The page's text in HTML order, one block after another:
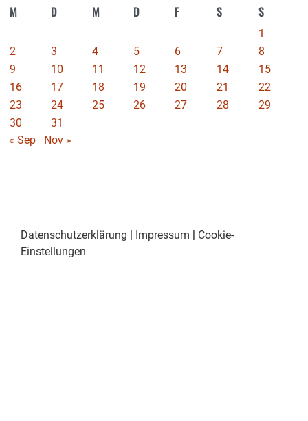
M D M D F S S
1
2
3 4 5 6 7
8
9
10 11 12 13 14
15
16
17 18 19 20 21
22
23
24 25 26 27 28
29
30
31
« Sep
Nov »
Datenschutzerklärung | Impressum | Cookie-
Einstellungen